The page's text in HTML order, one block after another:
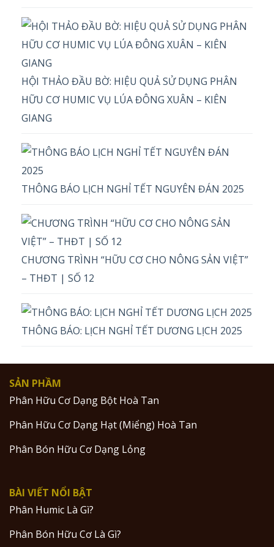
HỘI THẢO ĐẦU BỜ: HIỆU QUẢ SỬ DỤNG PHÂN
HỮU CƠ HUMIC VỤ LÚA ĐÔNG XUÂN – KIÊN
GIANG
THÔNG BÁO LỊCH NGHỈ TẾT NGUYÊN ĐÁN 2025
CHƯƠNG TRÌNH “HỮU CƠ CHO NÔNG SẢN VIỆT”
– THĐT | SỐ 12
THÔNG BÁO: LỊCH NGHỈ TẾT DƯƠNG LỊCH 2025
SẢN PHẦM
Phân Hữu Cơ Dạng Bột Hoà Tan
Phân Hữu Cơ Dạng Hạt (Miểng) Hoà Tan
Phân Bón Hữu Cơ Dạng Lỏng
BÀI VIẾT NỔI BẬT
Phân Humic Là Gì?
Phân Bón Hữu Cơ Là Gì?